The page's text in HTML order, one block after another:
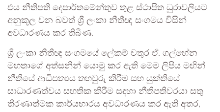
එය නීතිපති දෙපාර්තමේන්තුව තුළ ස්ථාපිත ධුරාවලියට
අනුකූල වන බවත් ශ්‍රී ලංකා නීතීඥ සංගමය විසින්
අවධාරණය කර තිබිණ.
ශ්‍රී ලංකා නීතීඥ සංගමයේ ලේකම් චතුර ඒ. ගල්හේන
මහතාගේ අත්සනින් යොමු කර ඇති මෙම ලිපිය මඟින්
නීතියේ ආධිපත්‍යය තහවුරු කිරීම සහ යුක්තියේ
සාධාරණත්වය සහතික කිරීම සඳහා නීතිපතිවරයා සතු
තීරණාත්මක කාර්යභාරය අවධාරණය කර ඇති අතර,